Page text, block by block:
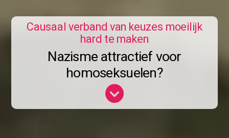
Causaal verband van keuzes moeilijk
hard te maken
Nazisme attractief voor
homoseksuelen?